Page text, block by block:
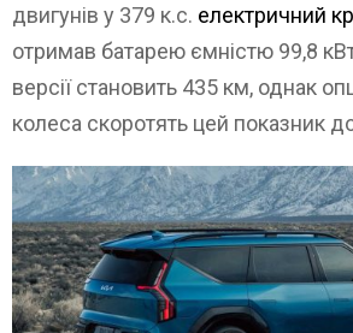
двигунів у 379 к.с. електричний
отримав батарею ємністю 99,8
версії становить 435 км, однак
колеса скоротять цей показник